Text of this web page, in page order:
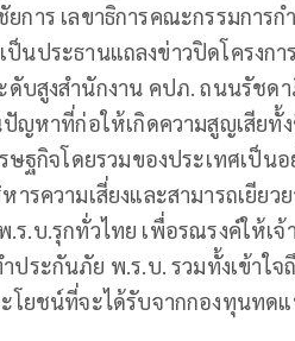
าร เลขาธิการคณะกรรมการก
นประธานแถลงข่าวปิดโครงกา
สูงสำนักงาน คปภ. ถนนรัชดา
ญหาที่ก่อให้เกิดความสูญเสียทั้
ฐกิจโดยรวมของประเทศเป็น
รความเสี่ยงและสามารถเยียว
ร.บ.รุกทั่วไทย เพื่อรณรงค์ให้เ
ประกันภัย พ.ร.บ. รวมทั้งเข้าใ
ยชน์ที่จะได้รับจากกองทุนทด